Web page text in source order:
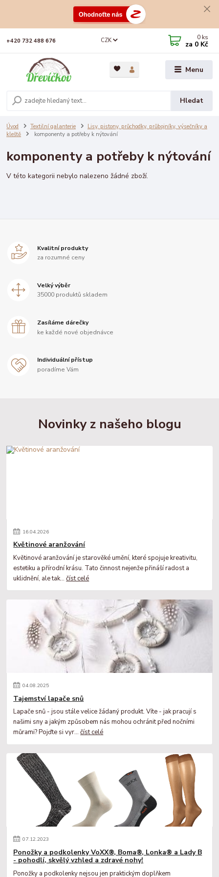
Menu
CZK
Hledat
+420 732 488 676 0 ks
za 0 Kč
Úvod Textilní galanterie
Lisy, pistony, průchodky, průbojníky, výsečníky a
kleště
komponenty a potřeby k nýtování
komponenty a potřeby k nýtování
V této kategorii nebylo nalezeno žádné zboží.
Kvalitní produkty
za rozumné ceny
Velký výběr
35000 produktů skladem
Zasíláme dárečky
ke každé nové objednávce
Individuální přístup
poradíme Vám
Novinky z našeho blogu
16.04.2026
Květinové aranžování
Květinové aranžování je starověké umění, které spojuje kreativitu,
estetiku a přírodní krásu. Tato činnost nejenže přináší radost a
uklidnění, ale tak...číst celé
04.08.2025
Tajemství lapače snů
Lapače snů - jsou stále velice žádaný produkt. Víte - jak pracují s
našimi sny a jakým způsobem nás mohou ochránit před nočními
můrami? Pojďte si vyr...číst celé
07.12.2023
Ponožky a podkolenky VoXX®, Boma®, Lonka® a Lady B
- pohodlí, skvělý vzhled a zdravé nohy!
Ponožky a podkolenky nejsou jen praktickým doplňkem